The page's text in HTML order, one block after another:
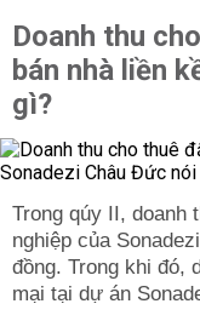
Doanh thu
bán nhà liền
gì?
Trong qúy II, doanh
nghiệp của
đồng. Trong khi đó,
mại tại dự án